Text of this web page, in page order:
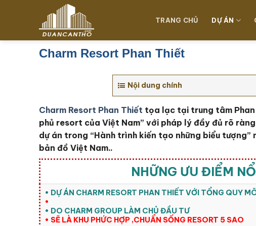
dung
TRANG CHỦ DỰ ÁN
Charm Resort Phan Thiết
Nội dung chính
Charm Resort Phan Thiết tọa lạc tại trung tâm Phan
phủ resort của Việt Nam” với pháp lý đầy đủ rõ
dự án trong “Hành trình kiến tạo những biểu
bản đồ Việt Nam..
NHỮNG ƯU ĐIỂM
• DỰ ÁN CHARM RESORT PHAN THIẾT VỚI TỔNG QUY
•
• DO CHARM GROUP LÀM CHỦ ĐẦU TƯ
• SẼ LÀ KHU PHỨC HỢP ,CHUẨN SỐNG RESORT 5 SAO